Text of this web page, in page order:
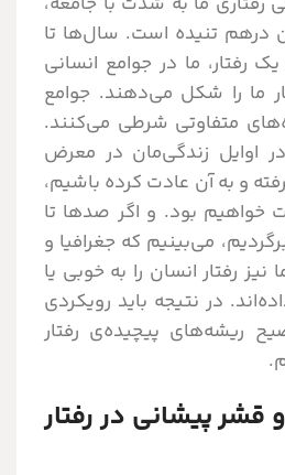
درهم تنیده است. سال‌ها تا
رفتار، ما در جوامع انسانی
ما را شکل می‌دهند. جوامع
متفاوتی شرطی می‌کنند.
اوایل زندگی‌مان در معرض
و به آن عادت کرده باشیم،
خواهیم بود. و اگر صدها تا
می‌بینیم که جغرافیا و
رفتار انسان را به خوبی یا
در نتیجه باید رویکردی
ریشه‌های پیچیده‌ی رفتار
پیشانی در رفتار